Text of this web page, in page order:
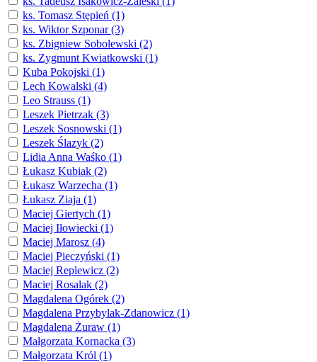
ks. Tomasz Stępień (1)
ks. Wiktor Szponar (3)
ks. Zbigniew Sobolewski (2)
ks. Zygmunt Kwiatkowski (1)
Kuba Pokojski (1)
Lech Kowalski (4)
Leo Strauss (1)
Leszek Pietrzak (3)
Leszek Sosnowski (1)
Leszek Ślazyk (2)
Lidia Anna Waśko (1)
Łukasz Kubiak (2)
Łukasz Warzecha (1)
Łukasz Ziaja (1)
Maciej Giertych (1)
Maciej Iłowiecki (1)
Maciej Marosz (4)
Maciej Pieczyński (1)
Maciej Replewicz (2)
Maciej Rosalak (2)
Magdalena Ogórek (2)
Magdalena Przybylak-Zdanowicz (1)
Magdalena Żuraw (1)
Małgorzata Kornacka (3)
Małgorzata Król (1)